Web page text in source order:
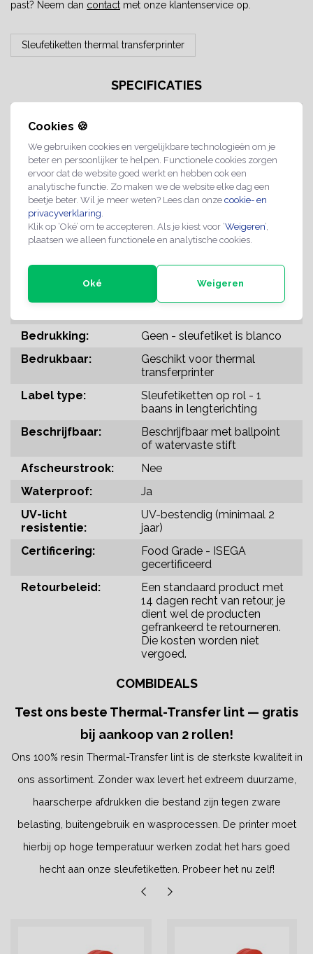
Cookies 🍪
We gebruiken cookies en vergelijkbare technologieën om je
beter en persoonlijker te helpen. Functionele cookies zorgen
ervoor dat de website goed werkt en hebben ook een
analytische functie. Zo maken we de website elke dag een
beetje beter. Wil je meer weten? Lees dan onze cookie- en
privacyverklaring
Klik op ‘Oké’ om te accepteren. Als je kiest voor ‘Weigeren’,
plaatsen we alleen functionele en analytische cookies.
Oké Weigeren
past? Neem dan contact met onze klantenservice op.
Sleufetiketten thermal transferprinter
SPECIFICATIES
Materiaal type:
HDPE
Maat:
260 x 50 mm
Label dikte:
150 micron
Kleur:
Rood
Hitte resistentie:
Chemische
Resistent voor water, olie, vet
Bedrukking:
Geen - sleufetiket is blanco
Bedrukbaar:
Geschikt voor thermal
transferprinter
Label type:
Sleufetiketten op rol - 1
baans in lengterichting
Beschrijfbaar:
Beschrijfbaar met ballpoint
of watervaste stift
Afscheurstrook:
Nee
Waterproof:
Ja
UV-licht
resistentie:
UV-bestendig (minimaal 2
jaar)
Certificering:
Food Grade - ISEGA
gecertificeerd
Retourbeleid:
Een standaard product met
14 dagen recht van retour, je
dient wel de producten
gefrankeerd te retourneren.
Die kosten worden niet
vergoed.
COMBIDEALS
Test ons beste Thermal-Transfer lint — gratis
bij aankoop van 2 rollen!
Ons 100% resin Thermal-Transfer lint is de sterkste kwaliteit in
ons assortiment. Zonder wax levert het extreem duurzame,
haarscherpe afdrukken die bestand zijn tegen zware
belasting, buitengebruik en wasprocessen. De printer moet
hierbij op hoge temperatuur werken zodat het hars goed
hecht aan onze sleufetiketten. Probeer het nu zelf!